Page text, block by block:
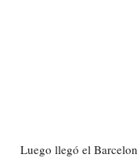
Luego llegó el